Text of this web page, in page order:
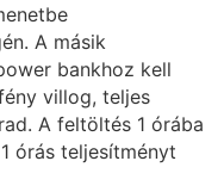
A másik
bankhoz kell
villog, teljes
A feltöltés 1 órába
órás teljesítményt